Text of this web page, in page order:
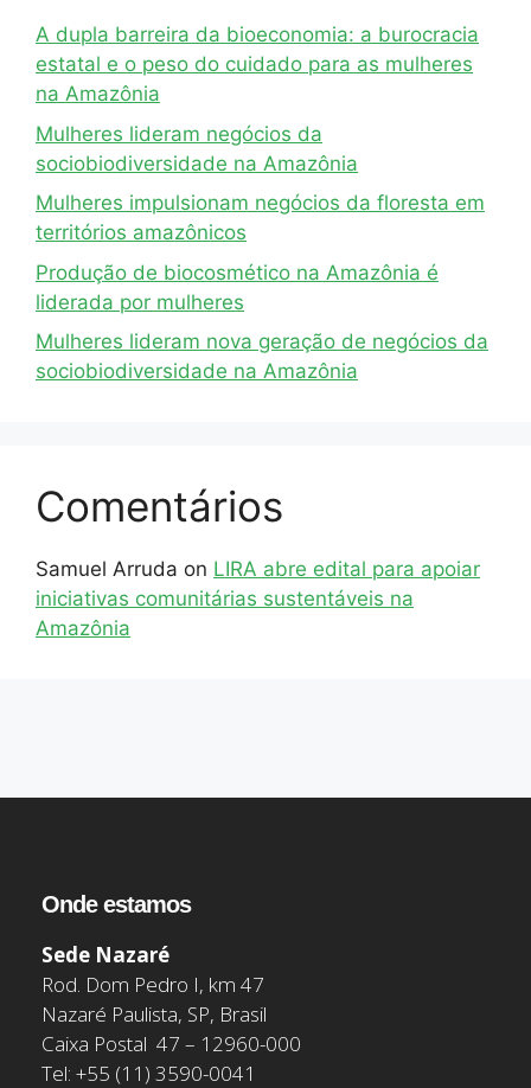
A dupla barreira da bioeconomia: a burocracia
estatal e o peso do cuidado para as mulheres
na Amazônia
Mulheres lideram negócios da
sociobiodiversidade na Amazônia
Mulheres impulsionam negócios da floresta em
territórios amazônicos
Produção de biocosmético na Amazônia é
liderada por mulheres
Mulheres lideram nova geração de negócios da
sociobiodiversidade na Amazônia
Comentários
Samuel Arruda on LIRA abre edital para apoiar
iniciativas comunitárias sustentáveis na
Amazônia
Onde estamos
Sede Nazaré
Rod. Dom Pedro I, km 47
Nazaré Paulista, SP, Brasil
Caixa Postal 47 – 12960-000
Tel: +55 (11) 3590-0041